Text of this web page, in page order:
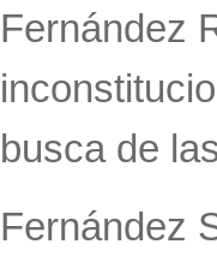
Fernández
busca de
Fernández